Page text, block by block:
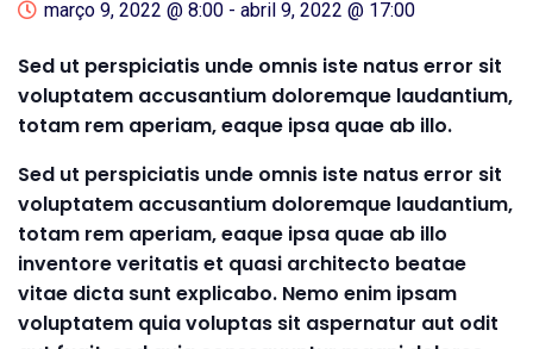
março 9, 2022 @ 8:00 - abril 9, 2022 @ 17:00
Sed ut perspiciatis unde omnis iste natus error sit
voluptatem accusantium doloremque laudantium,
totam rem aperiam, eaque ipsa quae ab illo.
Sed ut perspiciatis unde omnis iste natus error sit
voluptatem accusantium doloremque laudantium,
totam rem aperiam, eaque ipsa quae ab illo
inventore veritatis et quasi architecto beatae
vitae dicta sunt explicabo. Nemo enim ipsam
voluptatem quia voluptas sit aspernatur aut odit